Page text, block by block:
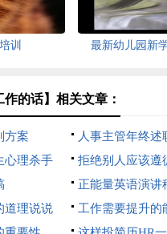
训 最新幼儿园新
作的话】相关文章：
方案
人事主管年终述
心理杀手
拒绝别人应该遵
正能量英语演讲
道理说说
工作需要提升的